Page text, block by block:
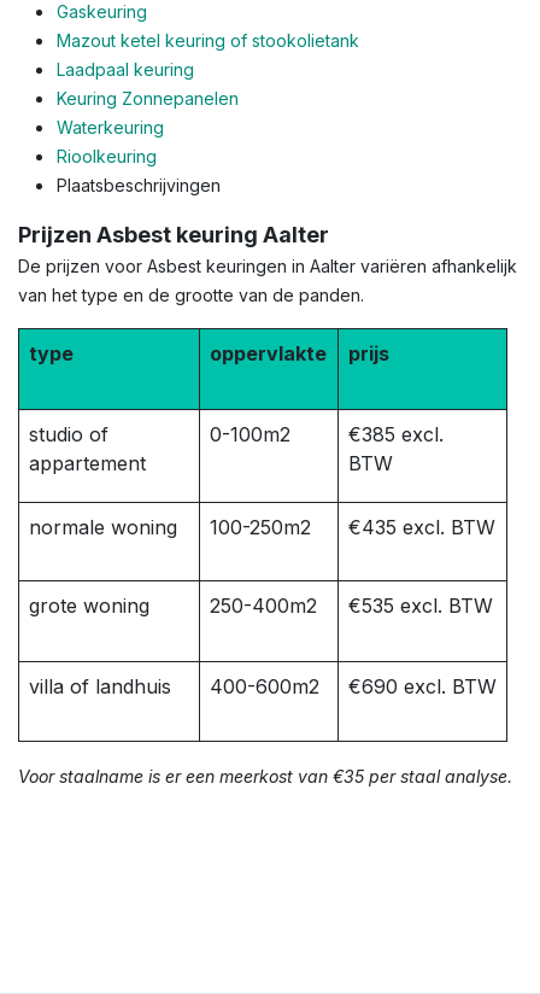
Gaskeuring
Mazout ketel keuring of stookolietank
Laadpaal keuring
Keuring Zonnepanelen
Waterkeuring
Rioolkeuring
Plaatsbeschrijvingen
Prijzen Asbest keuring Aalter
De prijzen voor Asbest keuringen in Aalter variëren afhankelijk
van het type en de grootte van de panden.
type oppervlakte prijs
studio of
appartement
0-100m2
€385 excl.
BTW
normale woning 100-250m2 €435 excl. BTW
grote woning 250-400m2 €535 excl. BTW
villa of landhuis 400-600m2 €690 excl. BTW
Voor staalname is er een meerkost van €35 per staal analyse.